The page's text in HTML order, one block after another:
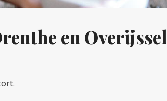
en Overijssel